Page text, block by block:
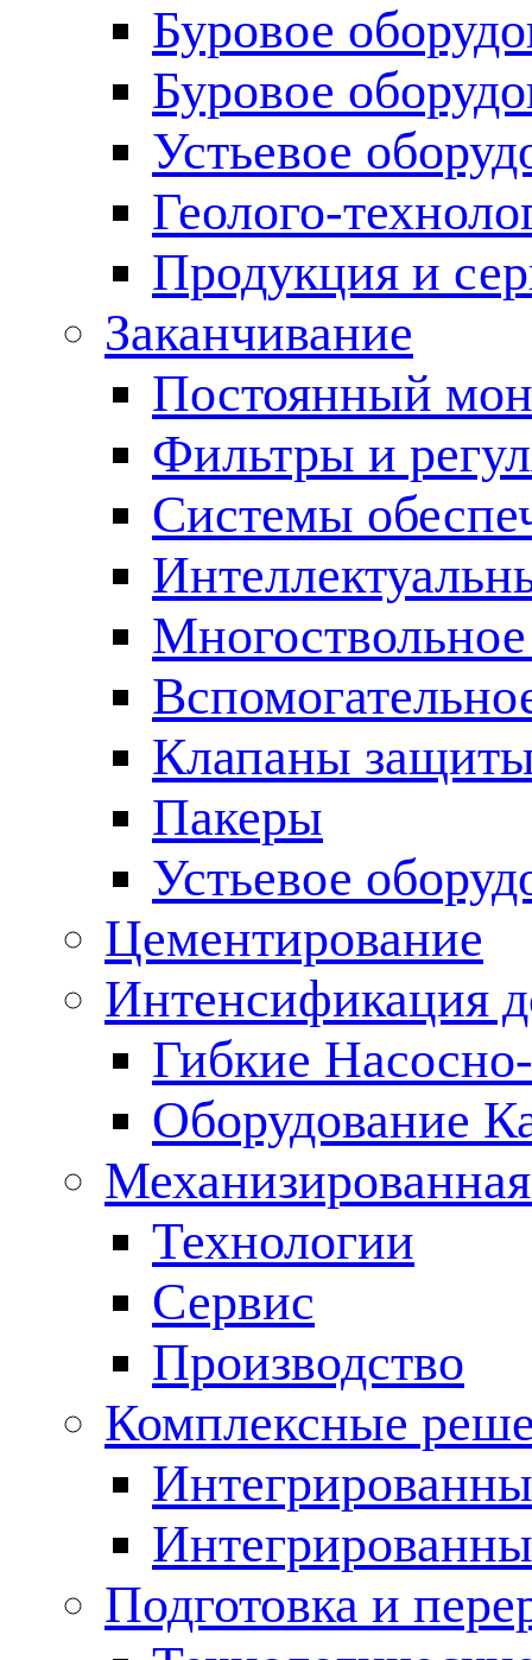
Буровое
Буровое
Устьевое
Геолого-
Продукция и
Заканчивание
Постоянный
Фильтры и
Cистемы
Клапаны
Пакеры
Устьевое
Цементирование
Интенсификация
Гибкие
Оборудование
Технологии
Сервис
Производство
Комплексные
Подготовка и